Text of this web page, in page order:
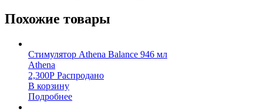
Похожие товары
Стимулятор Athena Balance 946 мл
Athena
2,300Р Распродано
В корзину
Подробнее